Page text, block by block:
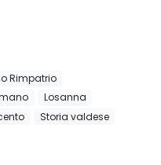
Rimpatrio
Losanna
Storia valdese